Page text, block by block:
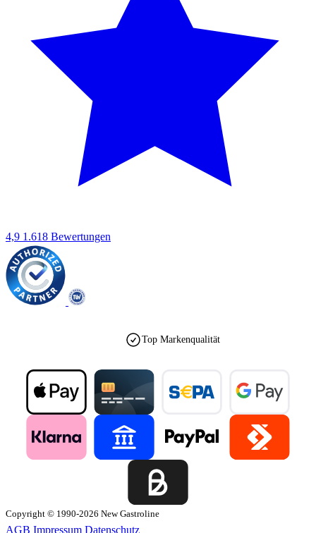
4,9 1.618 Bewertungen
Top Markenqualität
Copyright © 1990-2026 New Gastroline
AGB Impressum Datenschutz